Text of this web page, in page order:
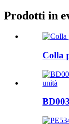
Prodotti in
Colla